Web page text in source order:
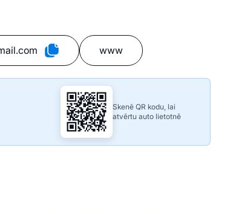
www
Skenē QR kodu, lai
atvērtu auto lietotnē